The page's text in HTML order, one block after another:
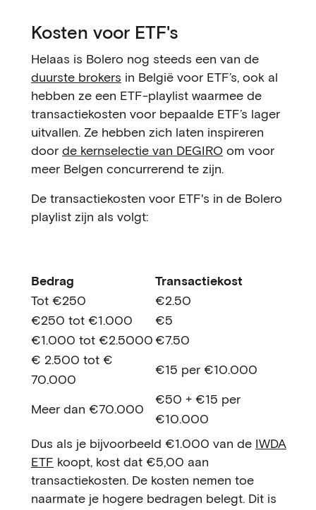
Kosten voor ETF's
Helaas is Bolero nog steeds een van de
duurste brokers in België voor ETF’s, ook al
hebben ze een ETF-playlist waarmee de
transactiekosten voor bepaalde ETF’s lager
uitvallen. Ze hebben zich laten inspireren
door de kernselectie van DEGIRO om voor
meer Belgen concurrerend te zijn.
De transactiekosten voor ETF's in de Bolero
playlist zijn als volgt:
Bedrag
Transactiekost
Tot €250
€2.50
€250 tot €1.000
€5
€1.000 tot €2.5000 €7.50
€ 2.500 tot €
70.000
€15 per €10.000
Meer dan €70.000
€50 + €15 per
€10.000
Dus als je bijvoorbeeld €1.000 van de IWDA
ETF koopt, kost dat €5,00 aan
transactiekosten. De kosten nemen toe
naarmate je hogere bedragen belegt. Dit is